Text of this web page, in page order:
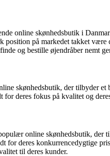
online skønhedsbutik i
position på markedet takket
og bestille øjendråber nemt
skønhedsbutik, der tilbyder
for deres fokus på kvalitet og
online skønhedsbutik, der
for deres konkurrencedygtige
til deres kunder.